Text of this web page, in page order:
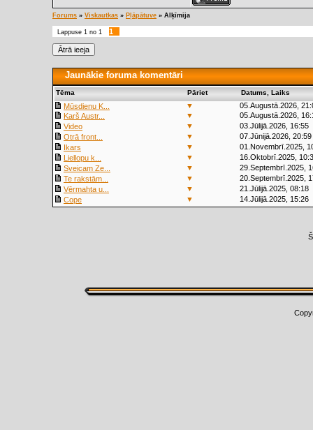
Forums » Viskautkas » Pļāpātuve » Alķīmija
Lappuse 1 no 1 1
Jaunākie foruma komentāri
Tēma Pāriet Datums, Laiks
Mūsdienu K... ▼
05.Augustā.2026,
Karš Austr...
▼
05.Augustā.2026,
Video
▼
03.Jūlijā.2026, 16:55
Otrā front...
▼
07.Jūnijā.2026, 20:59
Ikars
▼
01.Novembrī.2025,
Liellopu k...
▼
16.Oktobrī.2025,
Sveicam Ze...
▼
29.Septembrī.2025,
Te rakstām...
▼
20.Septembrī.2025,
Vērmahta u...
▼
21.Jūlijā.2025, 08:18
Cope
▼ 14.Jūlijā.2025, 15:26